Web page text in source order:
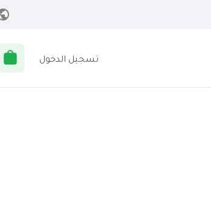
تسجيل الدخول